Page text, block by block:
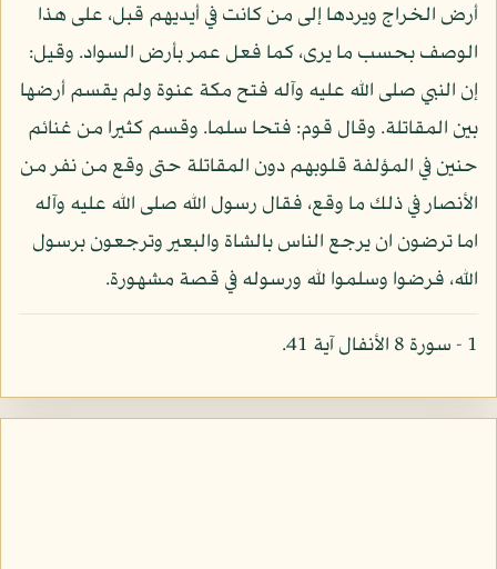
أرض الخراج ويردها إلى من كانت في أيديهم قبل، على هذا
الوصف بحسب ما يرى، كما فعل عمر بأرض السواد. وقيل:
إن النبي صلى الله عليه وآله فتح مكة عنوة ولم يقسم أرضها
بين المقاتلة. وقال قوم: فتحا سلما. وقسم كثيرا من غنائم
حنين في المؤلفة قلوبهم دون المقاتلة حتى وقع من نفر من
الأنصار في ذلك ما وقع، فقال رسول الله صلى الله عليه وآله
اما ترضون ان يرجع الناس بالشاة والبعير وترجعون برسول
الله، فرضوا وسلموا لله ورسوله في قصة مشهورة.
1 - سورة 8 الأنفال آية 41.